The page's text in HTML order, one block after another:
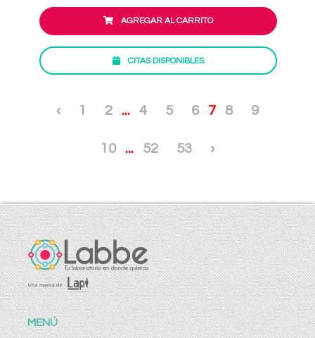
AGREGAR AL CARRITO
CITAS DISPONIBLES
‹ 1 2 ... 4 5 6 7 8 9
10 ... 52 53 ›
MENÚ